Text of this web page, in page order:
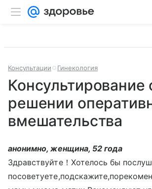
Консультации Гинекология
Консультирование
решении
вмешательства
анонимно, женщина, 52 года
Здравствуйте！Хотелось бы